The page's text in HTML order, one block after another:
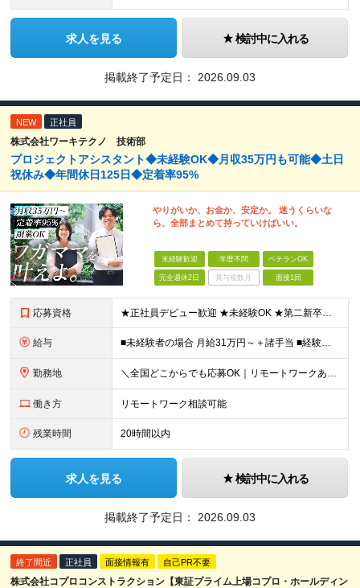
求人を見る 検討中に入れる
掲載終了予定日： 2026.09.03
NEW 正社員
株式会社ワーキテクノ 技術部
プロジェクトアシスタント◆未経験OK◆月収35万円も可能◆土日
祝休み◆年間休日125日◆定着率95%
やりがいか、お金か、安定か。 迷うくらいな
ら、全部まとめて持っていけばいい。
未経験歓迎 学歴不問 ベテランOK
完全週休2日 賞与複数月 面接1回
応募資格 ★正社員デビュー歓迎 ★未経験OK ★第二新卒歓迎 ★学歴不問 ＜こんな方にピッタリ！＞ □ 収入も、お休みも、絶対に妥協したくない！ □ ゆとりのある生活を楽しみながら、将来ずっと役立つスキル
給与 ■未経験者の場合 月給31万円～＋諸手当 ■経験者の場合 月給35万円～90万円＋諸手当 ★前職から年収120万円UPの実績あり ★初年度年収500万円～も可能！ ※首都圏以外の未経験の方は【月
勤務地 ＼全国どこからでも応募OK｜リモートワークあり／ ◇会社都合の転居を伴う転勤はなし ◇直行直帰OK！ ご自宅から通いやすいエリアや希望するエリアの プロジェクトをご担当いただきます！ 「自宅から通え
働き方 リモートワーク相談可能
残業時間 20時間以内
求人を見る 検討中に入れる
掲載終了予定日： 2026.09.03
終了間近 正社員 面接情報有 自己PR不要
株式会社コプロコンストラクション【東証プライム上場コプロ・ホールディン